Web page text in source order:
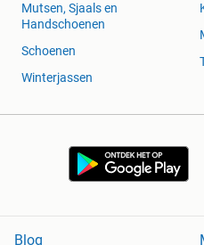
Mutsen, Sjaals en
Handschoenen
Schoenen
Winterjassen
Blog